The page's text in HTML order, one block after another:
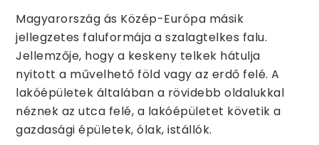
Magyarország ás Közép-Európa másik
jellegzetes faluformája a szalagtelkes falu.
Jellemzője, hogy a keskeny telkek hátulja
nyitott a művelhető föld vagy az erdő felé. A
lakóépületek általában a rövidebb oldalukkal
néznek az utca felé, a lakóépületet követik a
gazdasági épületek, ólak, istállók.